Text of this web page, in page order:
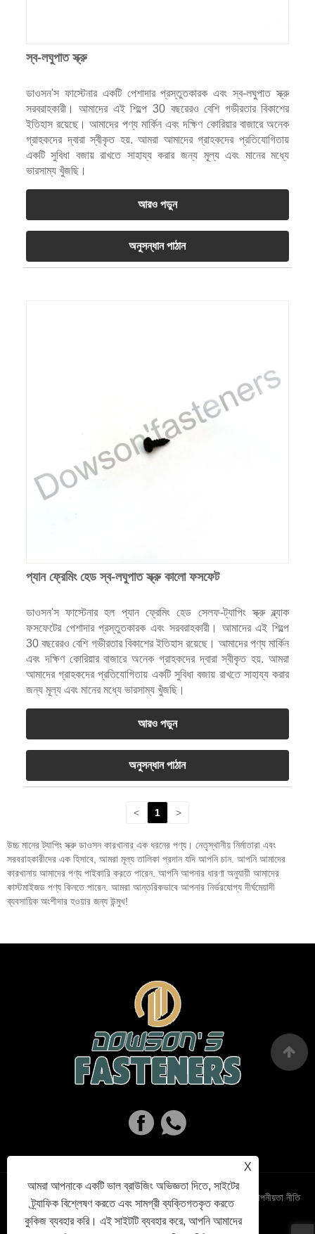
স্ব-লঘুপাত স্ক্রু
ডাওসন'স ফাস্টেনার একটি পেশাদার প্রস্তুতকারক এবং স্ব-লঘুপাত স্ক্রু
সরবরাহকারী। আমাদের এই শিল্পে 30 বছরেরও বেশি গভীরতার বিকাশের
ইতিহাস রয়েছে। আমাদের পণ্য মার্কিন এবং দক্ষিণ কোরিয়ার বাজারে অনেক
গ্রাহকদের দ্বারা স্বীকৃত হয়. আমরা আমাদের গ্রাহকদের প্রতিযোগিতায়
একটি সুবিধা বজায় রাখতে সাহায্য করার জন্য মূল্য এবং মানের মধ্যে
ভারসাম্য খুঁজছি।
আরও পড়ুন
অনুসন্ধান পাঠান
প্যান ফ্রেমিং হেড স্ব-লঘুপাত স্ক্রু কালো ফসফেট
ডাওসন'স ফাস্টেনার হল প্যান ফ্রেমিং হেড সেলফ-ট্যাপিং স্ক্রু ব্ল্যাক
ফসফেটের পেশাদার প্রস্তুতকারক এবং সরবরাহকারী। আমাদের এই শিল্পে
30 বছরেরও বেশি গভীরতার বিকাশের ইতিহাস রয়েছে। আমাদের পণ্য মার্কিন
এবং দক্ষিণ কোরিয়ার বাজারে অনেক গ্রাহকদের দ্বারা স্বীকৃত হয়. আমরা
আমাদের গ্রাহকদের প্রতিযোগিতায় একটি সুবিধা বজায় রাখতে সাহায্য করার
জন্য মূল্য এবং মানের মধ্যে ভারসাম্য খুঁজছি।
আরও পড়ুন
অনুসন্ধান পাঠান
< 1 >
উচ্চ মানের ট্যাপিং স্ক্রু ডাওসন কারখানার এক ধরনের পণ্য। নেতৃস্থানীয় নির্মাতারা এবং
সরবরাহকারীদের এক হিসাবে, আমরা মূল্য তালিকা প্রদান যদি আপনি চান. আপনি আমাদের
কারখানায় আমাদের পণ্য পাইকারি করতে পারেন. আপনি আপনার ধারণা অনুযায়ী আমাদের
কাস্টমাইজড পণ্য কিনতে পারেন. আমরা আন্তরিকভাবে আপনার নির্ভরযোগ্য দীর্ঘমেয়াদী
ব্যবসায়িক অংশীদার হওয়ার জন্য উন্মুখ!
X
আমরা আপনাকে একটি ভাল ব্রাউজিং অভিজ্ঞতা দিতে, সাইটের
ট্র্যাফিক বিশ্লেষণ করতে এবং সামগ্রী ব্যক্তিগতকৃত করতে
কুকিজ ব্যবহার করি। এই সাইটটি ব্যবহার করে, আপনি আমাদের
Links Sitemap RSS গোপনীয়তা নীতি